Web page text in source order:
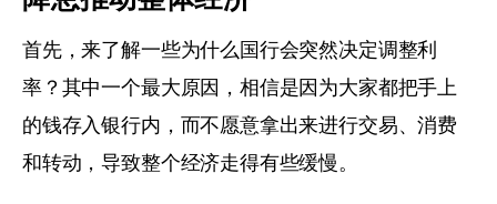
首先，来了解一些为什么国行会突然决定调整利
率？其中一个最大原因，相信是因为大家都把手上
的钱存入银行内，而不愿意拿出来进行交易、消费
和转动，导致整个经济走得有些缓慢。